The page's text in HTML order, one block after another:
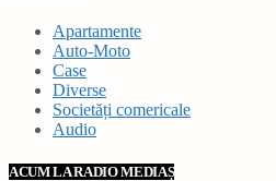
Apartamente
Auto-Moto
Case
Diverse
Societăți comericale
Audio
ACUM LA RADIO MEDIAȘ